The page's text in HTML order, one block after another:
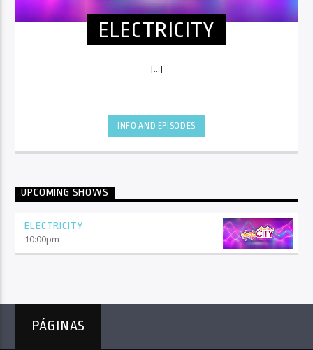
ELECTRICITY
[...]
INFO AND EPISODES
UPCOMING SHOWS
ELECTRICITY
10:00pm
PÁGINAS